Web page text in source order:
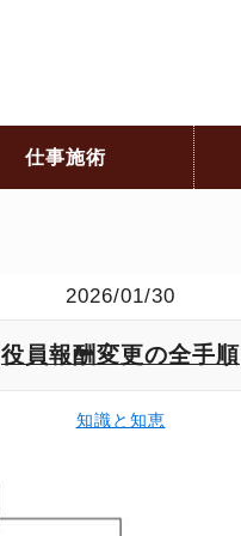
仕事施術
2026/01/30
役員報酬変更の全手順
知識と知恵